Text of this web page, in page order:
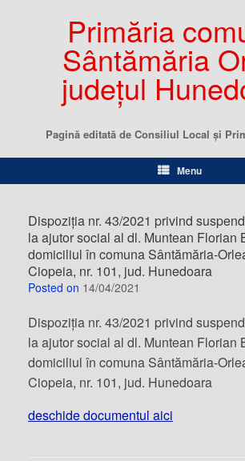
Primăria
Sântămăria
județul
Pagină editată de Consiliul Local şi
Menu
Dispoziția nr. 43/2021 privind
la ajutor social al dl. Muntean Florian
domiciliul în comuna Sântămăria-
Ciopeia, nr. 101, jud. Hunedoara
Posted on 14/04/2021
Dispoziția nr. 43/2021 privind
la ajutor social al dl. Muntean Florian
domiciliul în comuna Sântămăria-
Ciopeia, nr. 101, jud. Hunedoara
deschide documentul aici